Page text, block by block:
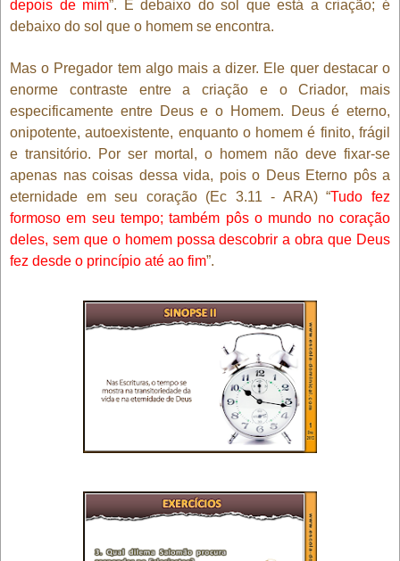
depois de mim”. É debaixo do sol que está a criação; é
debaixo do sol que o homem se encontra.
Mas o Pregador tem algo mais a dizer. Ele quer destacar o
enorme contraste entre a criação e o Criador, mais
especificamente entre Deus e o Homem. Deus é eterno,
onipotente, autoexistente, enquanto o homem é finito, frágil
e transitório. Por ser mortal, o homem não deve fixar-se
apenas nas coisas dessa vida, pois o Deus Eterno pôs a
eternidade em seu coração (Ec 3.11 - ARA) “Tudo fez
formoso em seu tempo; também pôs o mundo no coração
deles, sem que o homem possa descobrir a obra que Deus
fez desde o princípio até ao fim”.